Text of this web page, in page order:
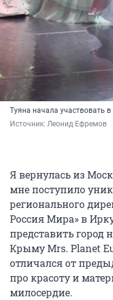
Туяна начала участвовать
Источник: Леонид Ефремов
Я вернулась из
мне поступило
регионального
Россия Мира» в
представить город
Крыму Mrs. Planet
отличался от
про красоту и
милосердие.